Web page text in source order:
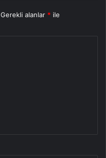
Gerekli alanlar * ile